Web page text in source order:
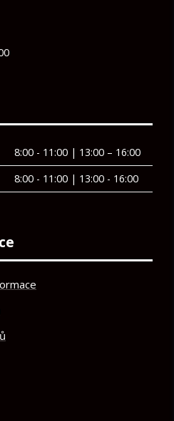
8:00 - 11:00 | 13:00 – 16:00
8:00 - 11:00 | 13:00 - 16:00